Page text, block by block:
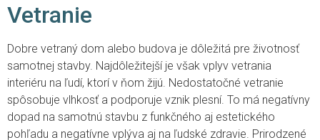
Vetranie
Dobre vetraný dom alebo budova je dôležitá pre životnosť
samotnej stavby. Najdôležitejší je však vplyv vetrania
interiéru na ľudí, ktorí v ňom žijú. Nedostatočné vetranie
spôsobuje vlhkosť a podporuje vznik plesní. To má negatívny
dopad na samotnú stavbu z funkčného aj estetického
pohľadu a negatívne vplýva aj na ľudské zdravie. Prirodzené